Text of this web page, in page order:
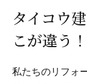
タイコウ
こが違う！
私たちのリフォ